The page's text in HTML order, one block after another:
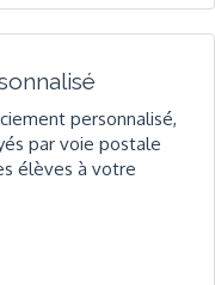
personnalisé,
par voie postale
élèves à votre